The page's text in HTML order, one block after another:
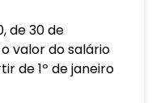
de 30 de
valor do salário
de 1º de janeiro